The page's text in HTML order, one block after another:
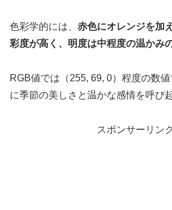
色彩学的には、 赤色にオレンジを加
彩度が高く、明度は中程度の温かみ
RGB値では（255, 69, 0）程度の数
に季節の美しさと温かな感情を呼び
スポンサーリンク